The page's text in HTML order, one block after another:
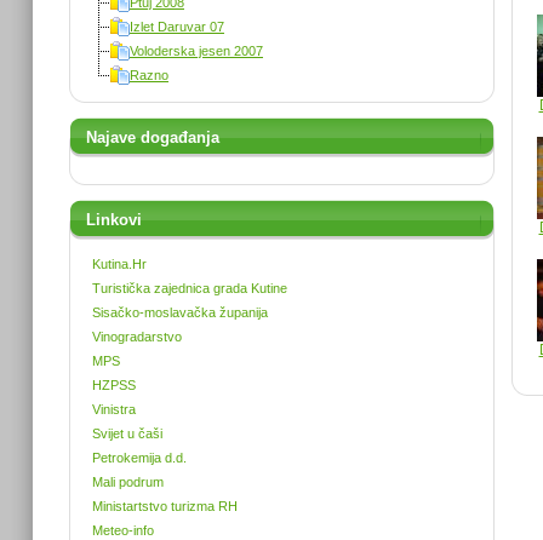
Izlet Daruvar 07
Voloderska jesen 2007
Razno
Najave događanja
Linkovi
Kutina.Hr
Turistička zajednica grada Kutine
Sisačko-moslavačka županija
Vinogradarstvo
MPS
HZPSS
Vinistra
Svijet u čaši
Petrokemija d.d.
Mali podrum
Ministartstvo turizma RH
Meteo-info